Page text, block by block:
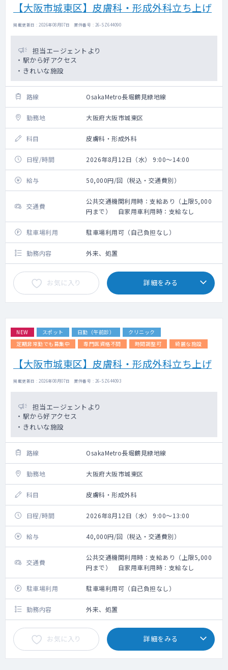
【大阪市城東区】皮膚科・形成外科立ち上げ
掲載更新日 : 2026年08月07日 案件番号 : 26-SZ644090
担当エージェントより
・駅から好アクセス
・きれいな施設
路線 OsakaMetro長堀鶴見緑地線
勤務地 大阪府大阪市城東区
科目 皮膚科・形成外科
日程/時間 2026年8月12日（水） 9:00～14:00
給与 50,000円/回（税込・交通費別）
交通費
公共交通機関利用時：支給あり（上限5,000
円まで） 自家用車利用時：支給なし
駐車場利用 駐車場利用可（自己負担なし）
勤務内容 外来、処置
お気に入り 詳細をみる
NEW スポット 日勤（午前診）
クリニック
定期非常勤でも募集中
専門医資格不問 時間調整可 綺麗な施設
【大阪市城東区】皮膚科・形成外科立ち上げ
掲載更新日 : 2026年08月07日 案件番号 : 26-SZ644093
担当エージェントより
・駅から好アクセス
・きれいな施設
路線 OsakaMetro長堀鶴見緑地線
勤務地 大阪府大阪市城東区
科目 皮膚科・形成外科
日程/時間 2026年8月12日（水） 9:00～13:00
給与 40,000円/回（税込・交通費別）
交通費
公共交通機関利用時：支給あり（上限5,000
円まで） 自家用車利用時：支給なし
駐車場利用 駐車場利用可（自己負担なし）
勤務内容 外来、処置
お気に入り 詳細をみる